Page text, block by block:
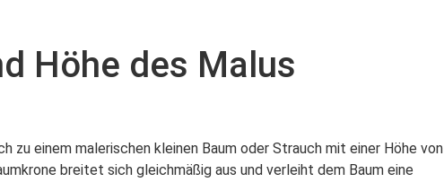
Höhe des Malus
zu einem malerischen kleinen Baum oder Strauch mit einer Höhe von
breitet sich gleichmäßig aus und verleiht dem Baum eine